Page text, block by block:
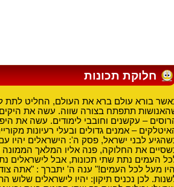
חלוקת תכונות
בורא עולם ברא את העולם, החליט לתת
תתפתח בצורה שווה. עשה את
– עקשנים וחובבי לימודים. עשה את
– אמנים גדולים ובעלי רעיונות
לבני ישראל, פסק ה': הישראלים יהיו
את החלוקה, פנה אליו המלאך הממונה
העמים נתת שתי תכונות, אבל לישראלים
מעל לכל העמים!" ענה ה' יתברך : "אתה
לכן נכניס תיקון: יהיו לישראלים שלוש